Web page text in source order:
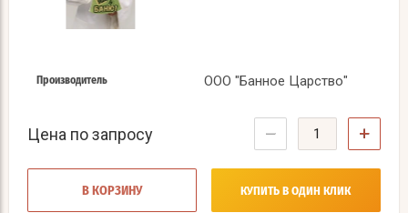
Производитель ООО "Банное Царство"
Цена по запросу − +
В КОРЗИНУ КУПИТЬ В ОДИН КЛИК